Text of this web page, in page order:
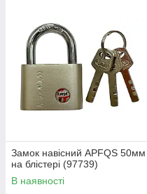
Замок навісний APFQS 50мм
на блістері (97739)
В наявності